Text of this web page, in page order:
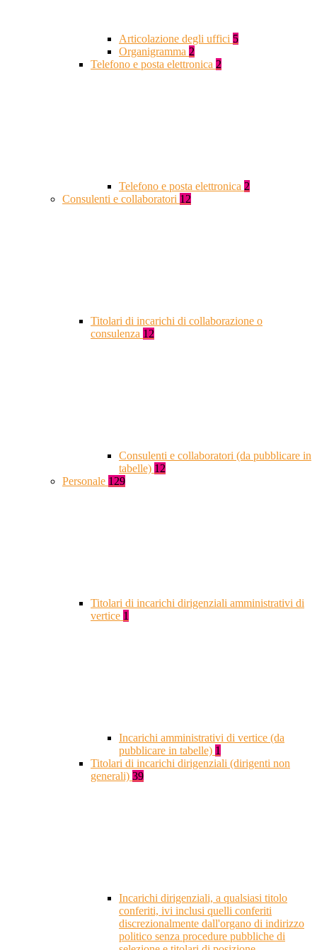
Articolazione degli uffici 5
Organigramma 2
Telefono e posta elettronica 2
Telefono e posta elettronica 2
Consulenti e collaboratori 12
Titolari di incarichi di collaborazione o
consulenza 12
Consulenti e collaboratori (da pubblicare in
tabelle) 12
Personale 129
Titolari di incarichi dirigenziali amministrativi di
vertice 1
Incarichi amministrativi di vertice (da
pubblicare in tabelle) 1
Titolari di incarichi dirigenziali (dirigenti non
generali) 39
Incarichi dirigenziali, a qualsiasi titolo
conferiti, ivi inclusi quelli conferiti
discrezionalmente dall'organo di indirizzo
politico senza procedure pubbliche di